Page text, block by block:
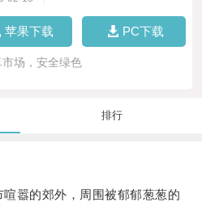
苹果下载 PC下载
市场，安全绿色
排行
嚣的郊外，周围被郁郁葱葱的